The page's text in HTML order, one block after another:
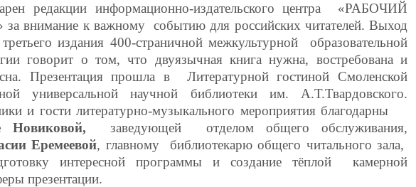
редакции информационно-издательского центра «РАБОЧИЙ
внимание к важному событию для российских читателей. Выход
издания 400-страничной межкультурной образовательной
говорит о том, что двуязычная книга нужна, востребована и
Презентация прошла в Литературной гостиной Смоленской
универсальной научной библиотеки им. А.Т.Твардовского.
и гости литературно-музыкального мероприятия благодарны
Новиковой, заведующей отделом общего обслуживания,
Еремеевой, главному библиотекарю общего читального зала,
интересной программы и создание тёплой камерной
презентации.